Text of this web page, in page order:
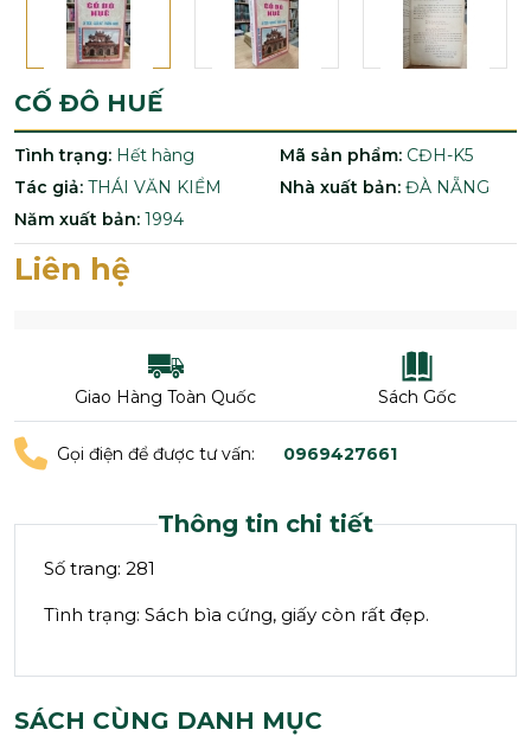
CỐ ĐÔ HUẾ
Tình trạng: Hết hàng Mã sản phẩm: CĐH-K5
Tác giả: THÁI VĂN KIỂM Nhà xuất bản: ĐÀ NẴNG
Năm xuất bản: 1994
Liên hệ
Giao Hàng Toàn Quốc Sách Gốc
Gọi điện để được tư vấn: 0969427661
Thông tin chi tiết
Số trang: 281
Tình trạng: Sách bìa cứng, giấy còn rất đẹp.
SÁCH CÙNG DANH MỤC